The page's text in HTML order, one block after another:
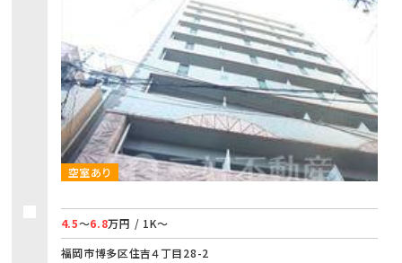
空室あり
4.5～6.8万円 / 1K～
福岡市博多区住吉４丁目28-2